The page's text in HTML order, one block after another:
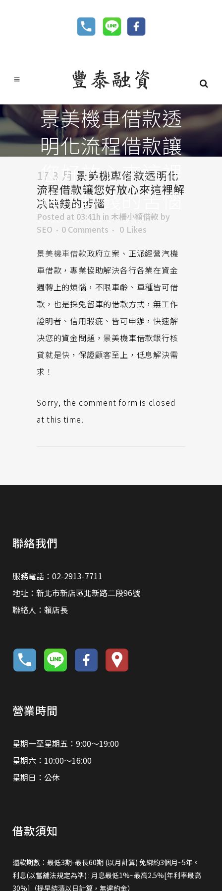
景美機車借款透
明化流程借款讓
您好放心來這裡
解决缺錢的苦惱
17 3 月 景美機車借款透明化
流程借款讓您好放心來這裡解
决缺錢的苦惱
Posted at 03:41h in 木柵小額借款 by
SEO
0 Comments 0 Likes
景美機車借款政府立案、正派經營汽機
車借款，專業協助解決各行各業在資金
週轉上的煩惱，不限車齡、車種皆可借
款，也是採免留車的借款方式，無工作
證明者、信用瑕疵、皆可申辦，快速解
决您的資金問題，景美機車借款銀行核
貸就是快，保證顧客至上，低息解決需
求！
Sorry, the comment form is closed
at this time.
聯絡我們
服務電話：02-2913-7711
地址：新北市新店區北新路二段96號
聯絡人：賴店長
營業時間
星期一至星期五：9:00～19:00
星期六：10:00～16:00
星期日：公休
借款須知
還款期數：最低3期-最長60期 (以月計算) 免綁約3個月~5年。
利息(以當舖法規定為準) : 月息最低1%~最高2.5%[年利率最高
30%]（提早結清以日計算，無違約金）